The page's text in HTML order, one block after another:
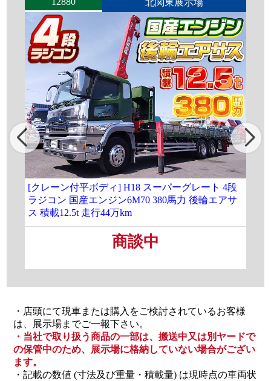
北関東展示場
[クレーン付平ボディ] H18 スーパーグレート 4段
ラジコン 国産エンジン6M70 380馬力 後輪エアサ
ス 積載12.5t 走行44万km
商談中
・店頭にて現車または購入をご検討されているお客様
は、展示場までご一報下さい。
・当社で取り扱う商品の一部は、搬送中又は別ヤードで
の保管中のため、展示場に格納していない場合がござい
ます。
・記載の数値 (寸法及び重量・積載量) は現時点の車両状